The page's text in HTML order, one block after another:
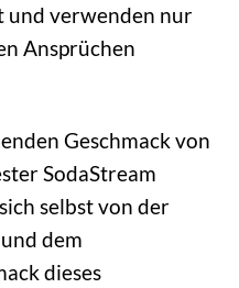
und verwenden nur
Ansprüchen
Geschmack von
SodaStream
selbst von der
dem
dieses